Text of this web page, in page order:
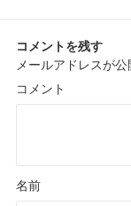
コメントを残す
メールアドレスが
コメント
名前